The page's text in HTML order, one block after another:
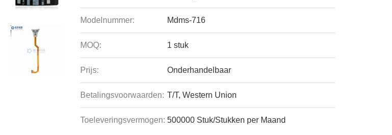
Modelnummer: Mdms-716
MOQ: 1 stuk
Prijs: Onderhandelbaar
Betalingsvoorwaarden: T/T, Western Union
Toeleveringsvermogen: 500000 Stuk/Stukken per Maand